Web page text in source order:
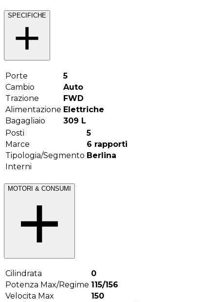
SPECIFICHE
Porte
5
Cambio
Auto
Trazione
FWD
Alimentazione Elettriche
Bagagliaio
309 L
Posti
5
Marce
6 rapporti
Tipologia/Segmento Berlina
Interni
MOTORI & CONSUMI
Cilindrata
0
Potenza Max/Regime 115/156
Velocita Max
150